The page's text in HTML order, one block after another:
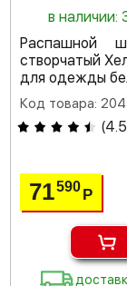
в наличии:
Распашной
створчатый
для одежды
Код товара:
(4.5
71590Р